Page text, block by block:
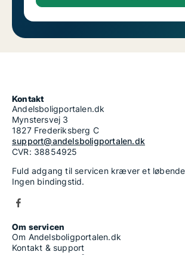
Kontakt
Andelsboligportalen.dk
Mynstersvej 3
1827 Frederiksberg C
support@andelsboligportalen.dk
CVR: 38854925
Fuld adgang til servicen kræver et
Ingen bindingstid.
Om servicen
Om Andelsboligportalen.dk
Kontakt & support